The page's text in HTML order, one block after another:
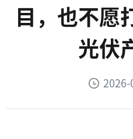
目，也不愿
光伏